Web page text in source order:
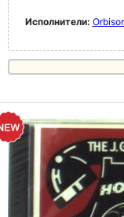
Исполнители: